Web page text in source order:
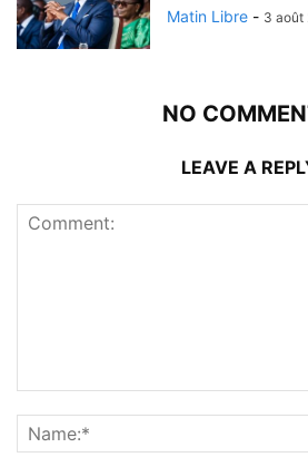
Matin Libre - 3 août
NO
LEAVE A